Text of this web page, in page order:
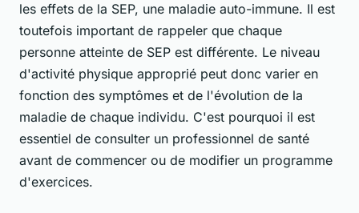
les effets de la SEP, une maladie auto-immune. Il est
toutefois important de rappeler que chaque
personne atteinte de SEP est différente. Le niveau
d'activité physique approprié peut donc varier en
fonction des symptômes et de l'évolution de la
maladie de chaque individu. C'est pourquoi il est
essentiel de consulter un professionnel de santé
avant de commencer ou de modifier un programme
d'exercices.